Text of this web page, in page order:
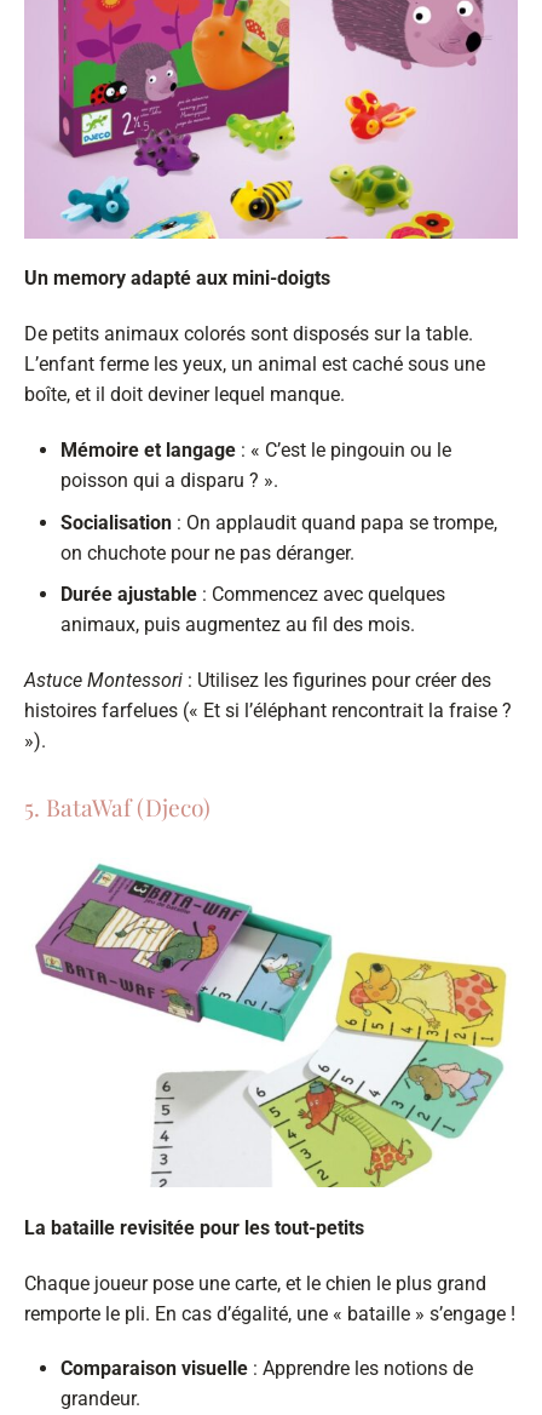
Un memory adapté aux mini-doigts
De petits animaux colorés sont disposés sur la table.
L’enfant ferme les yeux, un animal est caché sous une
boîte, et il doit deviner lequel manque.
Mémoire et langage : « C’est le pingouin ou le
poisson qui a disparu ? ».
Socialisation : On applaudit quand papa se trompe,
on chuchote pour ne pas déranger.
Durée ajustable : Commencez avec quelques
animaux, puis augmentez au fil des mois.
Astuce Montessori : Utilisez les figurines pour créer des
histoires farfelues (« Et si l’éléphant rencontrait la fraise ?
»).
5. BataWaf (Djeco)
La bataille revisitée pour les tout-petits
Chaque joueur pose une carte, et le chien le plus grand
remporte le pli. En cas d’égalité, une « bataille » s’engage !
Comparaison visuelle : Apprendre les notions de
grandeur.